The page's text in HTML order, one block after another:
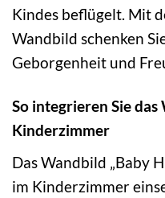
Kindes beflügelt. Mit
Wandbild schenken
Geborgenheit und
So integrieren Sie
Kinderzimmer
Das Wandbild „Baby
im Kinderzimmer